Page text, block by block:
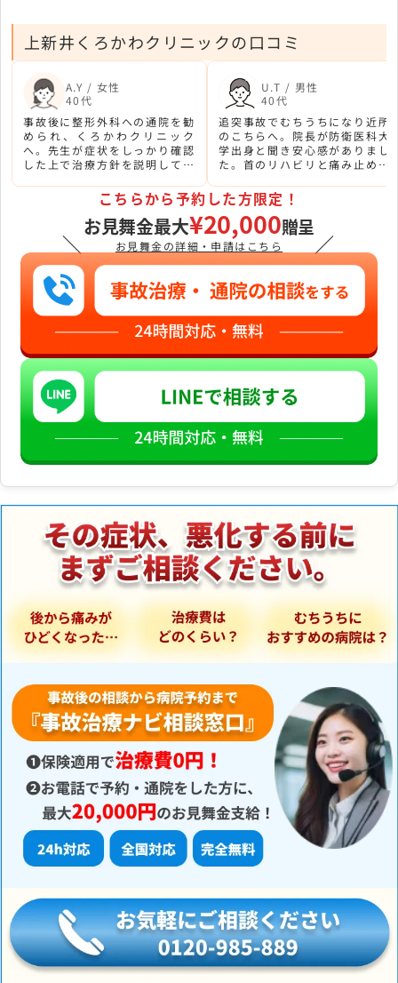
上新井くろかわクリニックの口コミ
A.Y / 女性
40代
事故後に整形外科への通院を勧
められ、くろかわクリニック
へ。先生が症状をしっかり確認
した上で治療方針を説明してく
た。リハビリも丁寧でした。
U.T / 男性
40代
追突事故でむちうちになり近所
のこちらへ。院長が防衛医科大
学出身と聞き安心感がありまし
た。首のリハビリと痛み止めの
ました。
＼
こちらから予約した方限定！
お見舞金最大¥20,000贈呈
お見舞金の詳細・申請はこちら ／